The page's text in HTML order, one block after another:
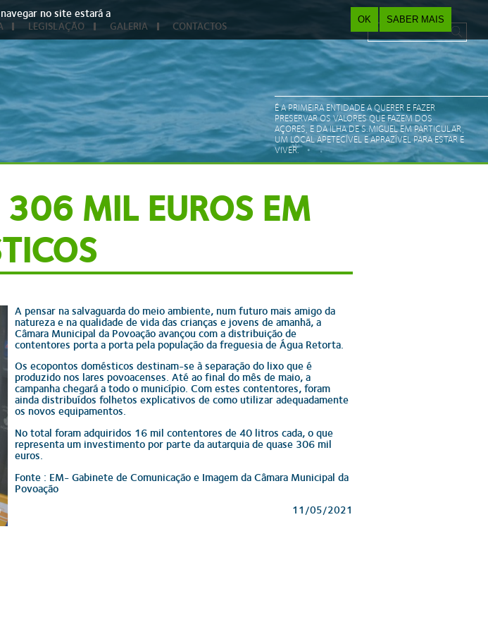
no site estará a
OK SABER MAIS
LEGISLAÇÃO GALERIA CONTACTOS
Search form
É A PRIMEIRA ENTIDADE A QUERER E FAZER
PRESERVAR OS VALORES QUE FAZEM DOS
AÇORES, E DA ILHA DE S.MIGUEL EM PARTICULAR,
UM LOCAL APETECÍVEL E APRAZÍVEL PARA ESTAR E
VIVER.
306 MIL EUROS EM
A pensar na salvaguarda do meio ambiente, num futuro mais amigo da
natureza e na qualidade de vida das crianças e jovens de amanhã, a
Câmara Municipal da Povoação avançou com a distribuição de
contentores porta a porta pela população da freguesia de Água Retorta.
Os ecopontos domésticos destinam-se à separação do lixo que é
produzido nos lares povoacenses. Até ao final do mês de maio, a
campanha chegará a todo o município. Com estes contentores, foram
ainda distribuídos folhetos explicativos de como utilizar adequadamente
os novos equipamentos.
No total foram adquiridos 16 mil contentores de 40 litros cada, o que
representa um investimento por parte da autarquia de quase 306 mil
euros.
Fonte : EM- Gabinete de Comunicação e Imagem da Câmara Municipal da
Povoação
11/05/2021